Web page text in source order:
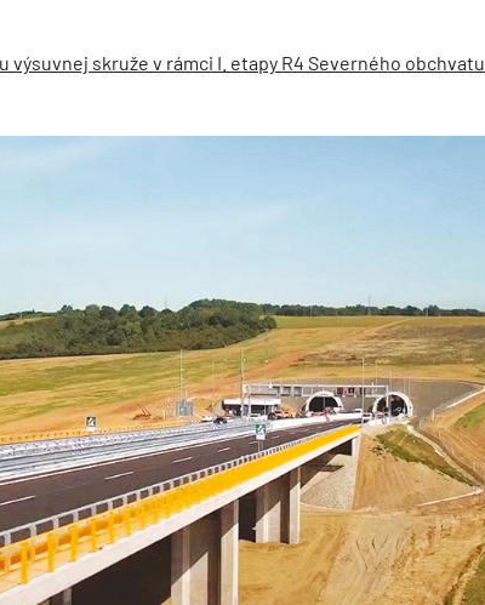
skruže v rámci I. etapy R4 Severného obchvatu